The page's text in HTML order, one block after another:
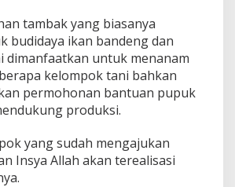
tambak yang biasanya
budidaya ikan bandeng dan
dimanfaatkan untuk menanam
kelompok tani bahkan
permohonan bantuan pupuk
produksi.
yang sudah mengajukan
Insya Allah akan terealisasi